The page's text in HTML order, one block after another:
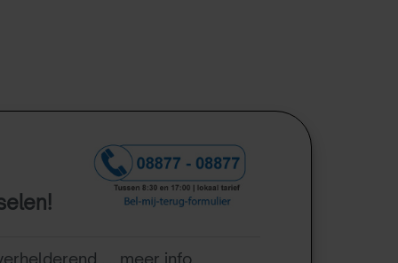
.... meer info